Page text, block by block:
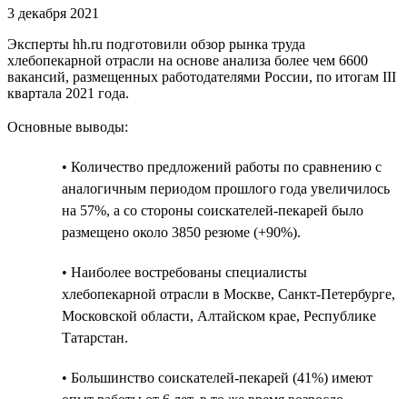
3 декабря 2021
Эксперты hh.ru подготовили обзор рынка труда
хлебопекарной отрасли на основе анализа более чем 6600
вакансий, размещенных работодателями России, по итогам III
квартала 2021 года.
Основные выводы:
• Количество предложений работы по сравнению с
аналогичным периодом прошлого года увеличилось
на 57%, а со стороны соискателей-пекарей было
размещено около 3850 резюме (+90%).
• Наиболее востребованы специалисты
хлебопекарной отрасли в Москве, Санкт-Петербурге,
Московской области, Алтайском крае, Республике
Татарстан.
• Большинство соискателей-пекарей (41%) имеют